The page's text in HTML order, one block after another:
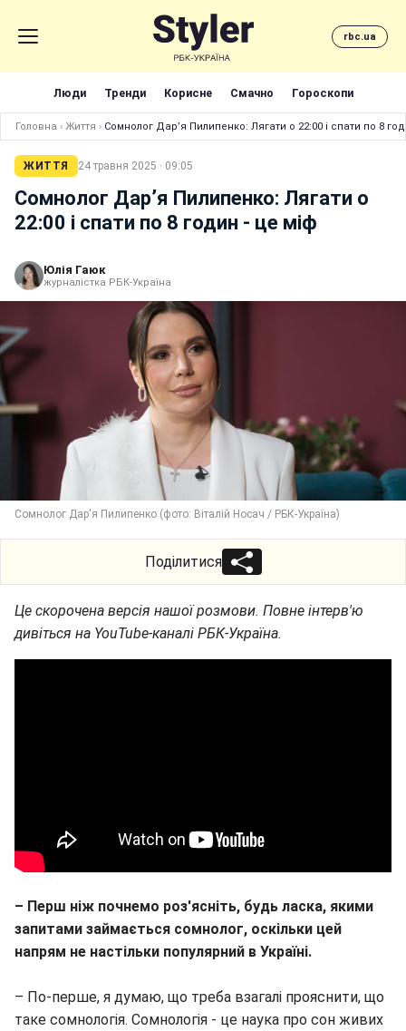
rbc.ua
Люди Тренди Корисне Смачно Гороскопи
Головна › Життя › Сомнолог Дар’я Пилипенко: Лягати о 22:00 і спати по 8
ЖИТТЯ 24 травня 2025 · 09:05
Сомнолог Дар’я Пилипенко: Лягати о
22:00 і спати по 8 годин - це міф
Юлія Гаюк
журналістка РБК-Україна
Сомнолог Дар'я Пилипенко (фото: Віталій Носач / РБК-Україна)
Поділитися
Це скорочена версія нашої розмови. Повне інтерв'ю
дивіться на YouTube-каналі РБК-Україна.
– Перш ніж почнемо роз'ясніть, будь ласка, якими
запитами займається сомнолог, оскільки цей
напрям не настільки популярний в Україні.
– По-перше, я думаю, що треба взагалі прояснити, що
таке сомнологія. Сомнологія - це наука про сон живих